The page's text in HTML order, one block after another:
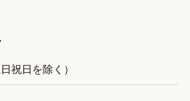
祝日を除く）